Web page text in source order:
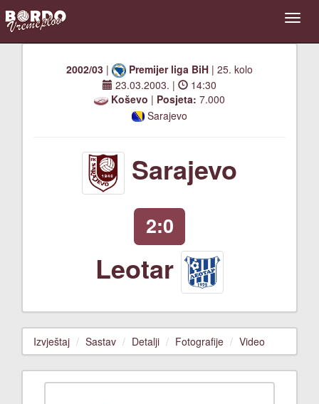
2002/03 | Premijer liga BiH | 25. kolo
23.03.2003. |
14:30
Koševo | Posjeta: 7.000
Sarajevo
Sarajevo
2:0
Leotar
Izvještaj Sastav Detalji Fotografije Video